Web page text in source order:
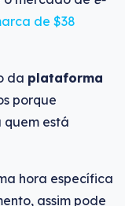
de $38
da plataforma
porque
está
hora específica
assim pode